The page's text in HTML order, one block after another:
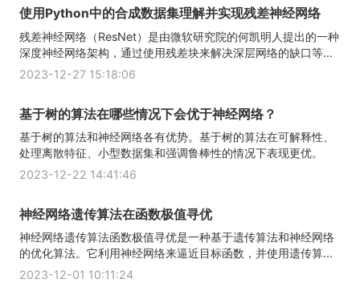
使用Python中的合成数据集理解并实现残差神经网络
残差神经网络（ResNet）是由微软研究院的何凯明人提出的一种
深度神经网络架构，通过使用残差块来解决深层网络的缺口等...
2023-12-27 15:18:06
基于树的算法在哪些情况下会优于神经网络？
基于树的算法和神经网络各有优势。基于树的算法在可解释性、
处理离散特征、小型数据集和强调鲁棒性的情况下表现更优。
2023-12-22 14:41:46
神经网络遗传算法在函数极值寻优
神经网络遗传算法函数极值寻优是一种基于遗传算法和神经网络
的优化算法。它利用神经网络来逼近目标函数，并使用遗传算...
2023-12-01 10:11:24